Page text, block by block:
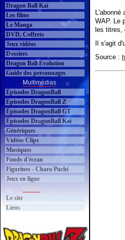
Dragon Ball Kaï
Les films
Le Manga
DVD, Coffrets
Jeux vidéos
Dossiers
Dragon Ball Evolution
Guide des personnages
Multimédias
Épisodes DragonBall
Épisodes DragonBall Z
Épisodes DragonBall GT
Épisodes DragonBall Kai
Génériques
Vidéos Clips
Musiques
Fonds d'écran
Figurines - Chara Puchi
Jeux en ligne
Le site
Liens
L'abonné
WAP. Le
les titres,
Il s'agit
Source :